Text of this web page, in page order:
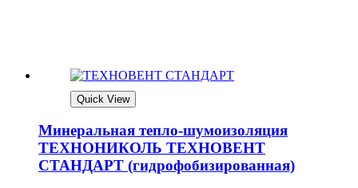
Quick View
Минеральная тепло-шумоизоляция
ТЕХНОНИКОЛЬ ТЕХНОВЕНТ
СТАНДАРТ (гидрофобизированная)